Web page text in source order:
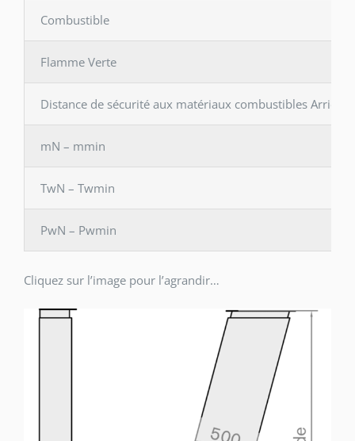
Combustible
Flamme Verte
Distance de sécurité aux matériaux combustibles Arrière
mN – mmin
TwN – Twmin
PwN – Pwmin
Cliquez sur l’image pour l’agrandir…